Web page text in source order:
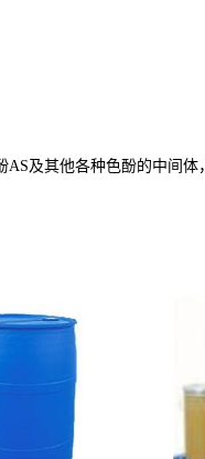
AS及其他各种色酚的中间